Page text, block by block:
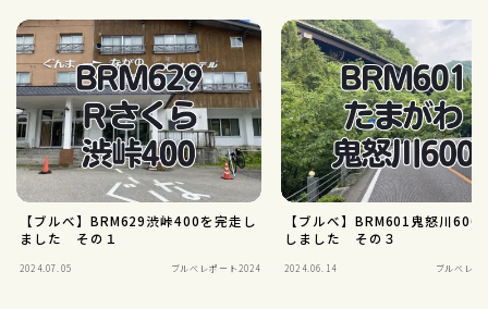
【ブルべ】BRM629渋峠400を完走し
ました その１
2024.07.05 ブルべレポート2024
【ブルべ】BRM601鬼怒川600
しました その３
2024.06.14 ブルべレポ